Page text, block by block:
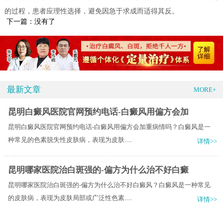
的过程，患者应理性选择，避免因急于求成而适得其反。
下一篇：没有了
最新文章 MORE+
昆明白癜风医院官网预约电话-白癜风用偏方会加
昆明白癜风医院官网预约电话-白癜风用偏方会加重病情吗？白癜风是一
种常见的色素脱失性皮肤病，表现为皮肤.....
详情>>
昆明哪家医院治白斑强的-偏方为什么治不好白癜
昆明哪家医院治白斑强的-偏方为什么治不好白癜风？白癜风是一种常见
的皮肤病，表现为皮肤局部或广泛性色素.....
详情>>